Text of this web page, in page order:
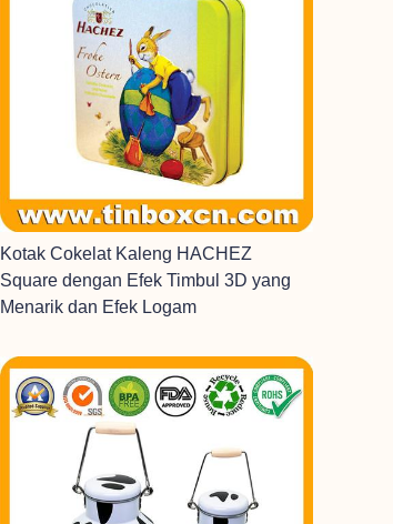
Kotak Cokelat Kaleng HACHEZ
Square dengan Efek Timbul 3D yang
Menarik dan Efek Logam